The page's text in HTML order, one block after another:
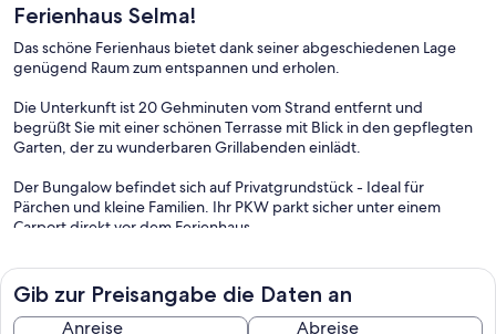
Ferienhaus Selma!
Das schöne Ferienhaus bietet dank seiner abgeschiedenen Lage
genügend Raum zum entspannen und erholen.
Die Unterkunft ist 20 Gehminuten vom Strand entfernt und
begrüßt Sie mit einer schönen Terrasse mit Blick in den gepflegten
Garten, der zu wunderbaren Grillabenden einlädt.
Der Bungalow befindet sich auf Privatgrundstück - Ideal für
Pärchen und kleine Familien. Ihr PKW parkt sicher unter einem
Carport direkt vor dem Ferienhaus.
Im Ferienhaus Selma ist ein TV und eine gut ausgestattete Küche
vorhanden.
In der Nähe können Sie wunderbar Radfahren und Wandern. Bis
Gib zur Preisangabe die Daten an
Anreise Abreise